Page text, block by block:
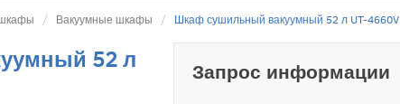
Вакуумные шкафы Шкаф сушильный вакуумный 52 л UT-4660V
52 л
Запрос информации